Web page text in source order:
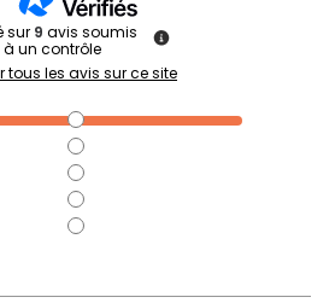
sur 9 avis soumis
à un contrôle
tous les avis sur ce site